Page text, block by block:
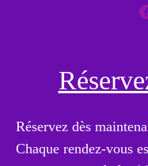
Réservez dès
Chaque rendez-vous